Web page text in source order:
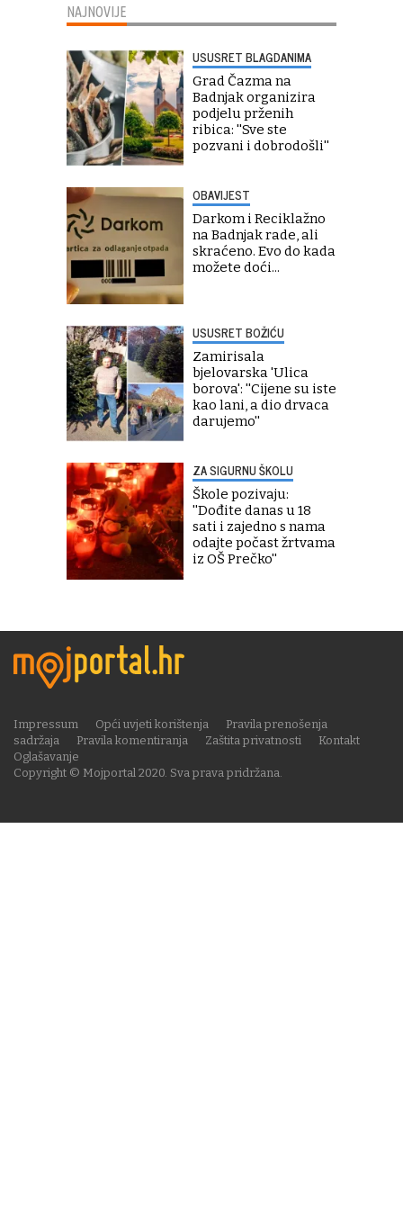
NAJNOVIJE
USUSRET BLAGDANIMA
Grad Čazma na
Badnjak organizira
podjelu prženih
ribica: ''Sve ste
pozvani i dobrodošli''
OBAVIJEST
Darkom i Reciklažno
na Badnjak rade, ali
skraćeno. Evo do kada
možete doći...
USUSRET BOŽIĆU
Zamirisala
bjelovarska 'Ulica
borova': ''Cijene su iste
kao lani, a dio drvaca
darujemo''
ZA SIGURNU ŠKOLU
Škole pozivaju:
''Dođite danas u 18
sati i zajedno s nama
odajte počast žrtvama
iz OŠ Prečko''
Copyright © Mojportal 2020. Sva prava pridržana.
Impressum Opći uvjeti korištenja
Pravila prenošenja
sadržaja
Pravila komentiranja Zaštita privatnosti
Kontakt
Oglašavanje